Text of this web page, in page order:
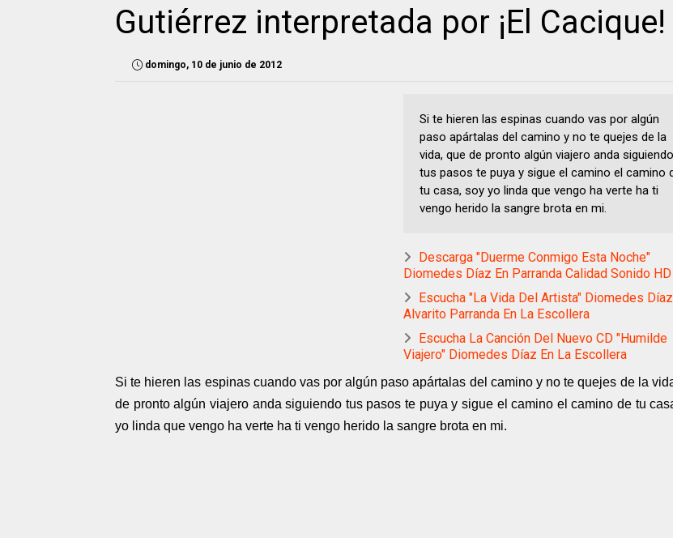
Gutiérrez interpretada por ¡El Cacique!
domingo, 10 de junio de 2012
Si te hieren las espinas cuando vas por algún
paso apártalas del camino y no te quejes de la
vida, que de pronto algún viajero anda siguiendo
tus pasos te puya y sigue el camino el camino
tu casa, soy yo linda que vengo ha verte ha ti
vengo herido la sangre brota en mi.
Descarga "Duerme Conmigo Esta Noche"
Diomedes Díaz En Parranda Calidad Sonido HD
Escucha "La Vida Del Artista" Diomedes
Alvarito Parranda En La Escollera
Escucha La Canción Del Nuevo CD "Humilde
Viajero" Diomedes Díaz En La Escollera
Si te hieren las espinas cuando vas por algún paso apártalas del camino y no te quejes de la
de pronto algún viajero anda siguiendo tus pasos te puya y sigue el camino el camino de tu
yo linda que vengo ha verte ha ti vengo herido la sangre brota en mi.